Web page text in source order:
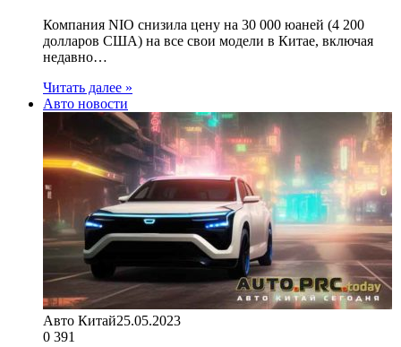
Компания NIO снизила цену на 30 000 юаней (4 200
долларов США) на все свои модели в Китае, включая
недавно…
Читать далее »
Авто новости
Авто Китай25.05.2023
0 391